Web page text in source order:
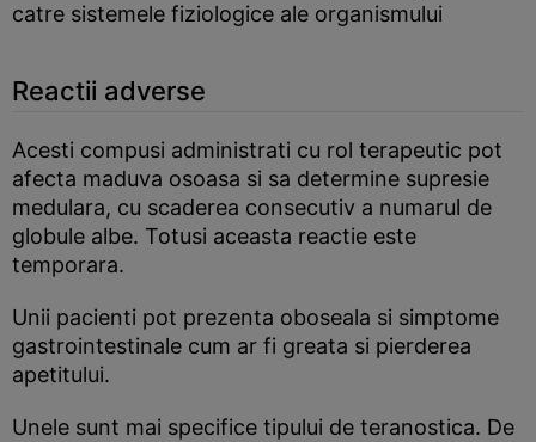
catre sistemele fiziologice ale organismului
Reactii adverse
Acesti compusi administrati cu rol terapeutic pot
afecta maduva osoasa si sa determine supresie
medulara, cu scaderea consecutiv a numarul de
globule albe. Totusi aceasta reactie este
temporara.
Unii pacienti pot prezenta oboseala si simptome
gastrointestinale cum ar fi greata si pierderea
apetitului.
Unele sunt mai specifice tipului de teranostica. De